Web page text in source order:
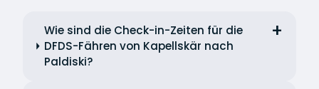
Wie sind die Check-in-Zeiten für die
DFDS-Fähren von Kapellskär nach
Paldiski?